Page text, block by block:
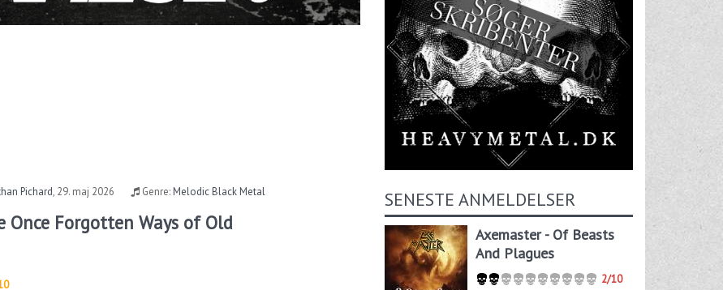
Pichard, 29. maj 2026 Genre:Melodic Black Metal
Once Forgotten Ways of Old
SENESTE ANMELDELSER
Axemaster - Of Beasts
And Plagues
2/10